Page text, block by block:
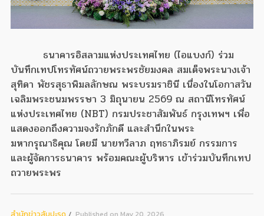
ธนาคารอิสลามแห่งประเทศไทย (ไอแบงก์) ร่วม
บันทึกเทปโทรทัศน์ถวายพระพรชัยมงคล สมเด็จพระนางเจ้า
สุทิดา พัชรสุธาพิมลลักษณ พระบรมราชินี เนื่องในโอกาสวัน
เฉลิมพระชนมพรรษา 3 มิถุนายน 2569 ณ สถานีโทรทัศน์
แห่งประเทศไทย (NBT) กรมประชาสัมพันธ์ กรุงเทพฯ เพื่อ
แสดงออกถึงความจงรักภักดี และสำนึกในพระ
มหากรุณาธิคุณ โดยมี นายทวีลาภ ฤทธาภิรมย์ กรรมการ
และผู้จัดการธนาคาร พร้อมคณะผู้บริหาร เข้าร่วมบันทึกเทป
ถวายพระพร